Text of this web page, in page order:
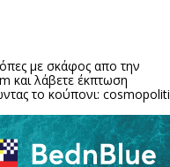
με σκάφος απο την
και λάβετε έκπτωση
το κούπονι: cosmopoliti